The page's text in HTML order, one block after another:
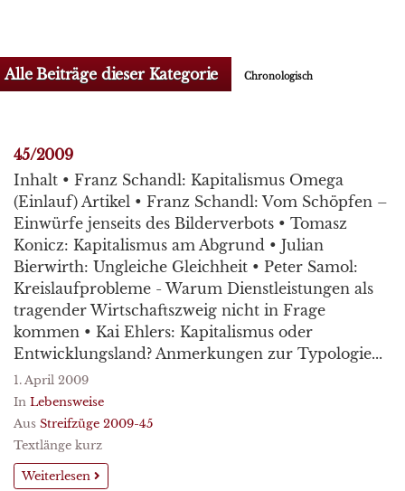
Alle Beiträge dieser Kategorie Chronologisch
45/2009
Inhalt • Franz Schandl: Kapitalismus Omega
(Einlauf) Artikel • Franz Schandl: Vom Schöpfen –
Einwürfe jenseits des Bilderverbots • Tomasz
Konicz: Kapitalismus am Abgrund • Julian
Bierwirth: Ungleiche Gleichheit • Peter Samol:
Kreislaufprobleme - Warum Dienstleistungen als
tragender Wirtschaftszweig nicht in Frage
kommen • Kai Ehlers: Kapitalismus oder
Entwicklungsland? Anmerkungen zur Typologie...
1. April 2009
In Lebensweise
Aus Streifzüge 2009-45
Textlänge kurz
Weiterlesen